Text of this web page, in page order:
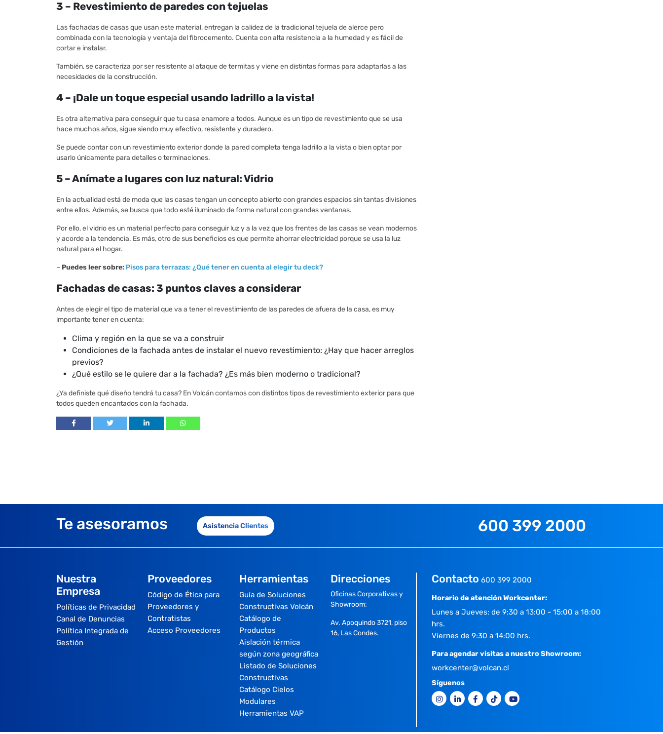
3 – Revestimiento de paredes con tejuelas
Las fachadas de casas que usan este material, entregan la calidez de la tradicional tejuela de alerce pero
combinada con la tecnología y ventaja del fibrocemento. Cuenta con alta resistencia a la humedad y es fácil de
cortar e instalar.
También, se caracteriza por ser resistente al ataque de termitas y viene en distintas formas para adaptarlas a las
necesidades de la construcción.
4 – ¡Dale un toque especial usando ladrillo a la vista!
Es otra alternativa para conseguir que tu casa enamore a todos. Aunque es un tipo de revestimiento que se usa
hace muchos años, sigue siendo muy efectivo, resistente y duradero.
Se puede contar con un revestimiento exterior donde la pared completa tenga ladrillo a la vista o bien optar por
usarlo únicamente para detalles o terminaciones.
5 – Anímate a lugares con luz natural: Vidrio
En la actualidad está de moda que las casas tengan un concepto abierto con grandes espacios sin tantas divisiones
entre ellos. Además, se busca que todo esté iluminado de forma natural con grandes ventanas.
Por ello, el vidrio es un material perfecto para conseguir luz y a la vez que los frentes de las casas se vean modernos
y acorde a la tendencia. Es más, otro de sus beneficios es que permite ahorrar electricidad porque se usa la luz
natural para el hogar.
– Puedes leer sobre: Pisos para terrazas: ¿Qué tener en cuenta al elegir tu deck?
Fachadas de casas: 3 puntos claves a considerar
Antes de elegir el tipo de material que va a tener el revestimiento de las paredes de afuera de la casa, es muy
importante tener en cuenta:
Clima y región en la que se va a construir
Condiciones de la fachada antes de instalar el nuevo revestimiento: ¿Hay que hacer arreglos
previos?
¿Qué estilo se le quiere dar a la fachada? ¿Es más bien moderno o tradicional?
¿Ya definiste qué diseño tendrá tu casa? En Volcán contamos con distintos tipos de revestimiento exterior para que
todos queden encantados con la fachada.
Te asesoramos Asistencia Clientes 600 399 2000
Nuestra
Empresa
Políticas de Privacidad
Canal de Denuncias
Política Integrada de
Gestión
Proveedores
Código de Ética para
Proveedores y
Contratistas
Acceso Proveedores
Herramientas
Guía de Soluciones
Constructivas Volcán
Catálogo de
Productos
Aislación térmica
según zona geográfica
Listado de Soluciones
Constructivas
Catálogo Cielos
Modulares
Herramientas VAP
Direcciones
Oficinas Corporativas y
Showroom:
Av. Apoquindo 3721, piso
16, Las Condes.
Contacto 600 399 2000
Horario de atención Workcenter:
Lunes a Jueves: de 9:30 a 13:00 - 15:00 a 18:00
hrs.
Viernes de 9:30 a 14:00 hrs.
Para agendar visitas a nuestro Showroom:
workcenter@volcan.cl
Síguenos